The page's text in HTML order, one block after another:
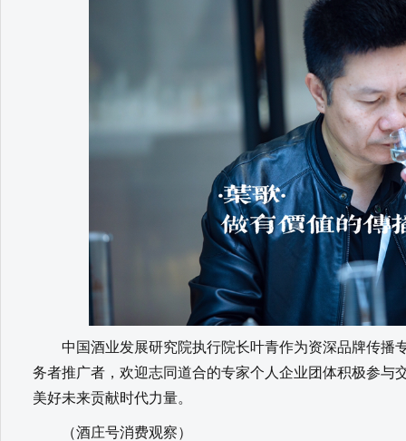
中国酒业发展研究院执行院长叶青作为资深品牌传播
务者推广者，欢迎志同道合的专家个人企业团体积极参与
美好未来贡献时代力量。
（酒庄号消费观察）